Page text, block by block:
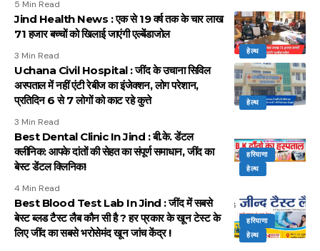
5 Min Read
हेल्थ
Jind Health News : एक से 19 वर्ष तक के चार लाख
71 हजार बच्चों को खिलाई जाएंगी एल्बेंडाजोल
3 Min Read
हेल्थ
Uchana Civil Hospital : जींद के उचाना सिविल
अस्पताल में नहीं एंटी रेबीज का इंजेक्शन, लोग परेशान,
प्रतिदिन 6 से 7 लोगों को काट रहे कुत्ते
3 Min Read
हरियाणा
हेल्थ
Best Dental Clinic In Jind : बी.के. डेंटल
क्लीनिक: आपके दांतों की सेहत का संपूर्ण समाधान, जींद का
बेस्ट डेंटल क्लिनिक!
4 Min Read
हरियाणा
हेल्थ
Best Blood Test Lab In Jind : जींद में सबसे
बेस्ट ब्लड टैस्ट लैब कौन सी है ? हर प्रकार के खून टेस्ट के
लिए जींद का सबसे भरोसेमंद खून जांच केंद्र !